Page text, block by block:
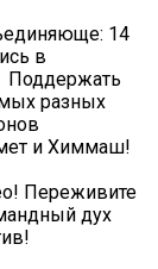
14
в
Поддержать
разных
и Химмаш!
Переживите
дух